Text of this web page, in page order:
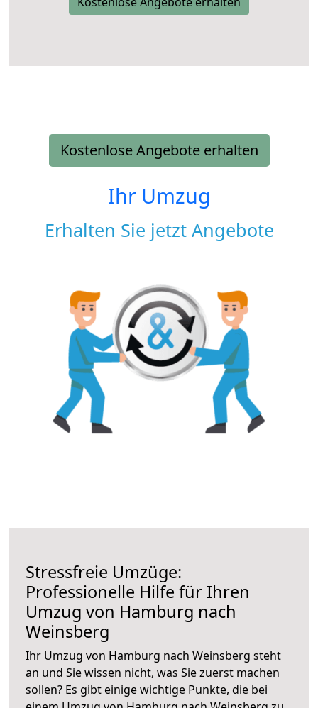
Kostenlose Angebote erhalten
Ihr Umzug
Erhalten Sie jetzt Angebote
Stressfreie Umzüge:
Professionelle Hilfe für Ihren
Umzug von Hamburg nach
Weinsberg
Ihr Umzug von Hamburg nach Weinsberg steht
an und Sie wissen nicht, was Sie zuerst machen
sollen? Es gibt einige wichtige Punkte, die bei